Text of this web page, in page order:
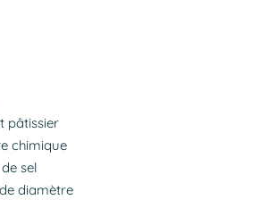
pâtissier
chimique
sel
diamètre